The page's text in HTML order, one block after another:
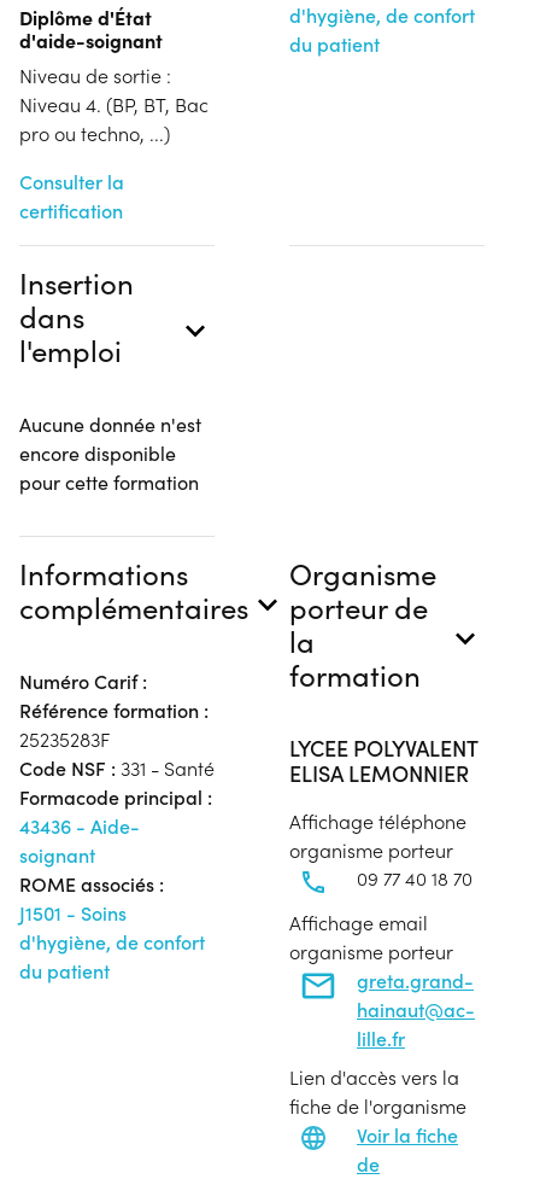
Diplôme d'État
d'aide-soignant
Niveau de sortie :
Niveau 4. (BP, BT, Bac
pro ou techno, ...)
Consulter la
certification
d'hygiène, de confort
du patient
Insertion
dans
l'emploi
Aucune donnée n'est
encore disponible
pour cette formation
Informations
complémentaires
Numéro Carif :
Référence formation :
25235283F
Code NSF : 331 - Santé
Formacode principal :
43436 - Aide-
soignant
ROME associés :
J1501 - Soins
d'hygiène, de confort
du patient
Organisme
porteur de
la
formation
LYCEE POLYVALENT
ELISA LEMONNIER
Affichage téléphone
organisme porteur
09 77 40 18 70
Affichage email
organisme porteur
greta.grand-
hainaut@ac-
lille.fr
Lien d'accès vers la
fiche de l'organisme
Voir la fiche
de